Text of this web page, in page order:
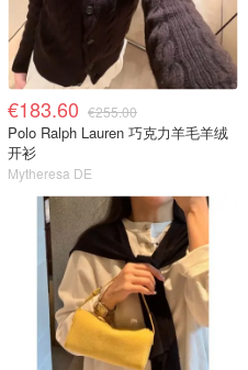
€183.60 €255.00
Polo Ralph Lauren 巧克力羊毛羊绒
开衫
Mytheresa DE